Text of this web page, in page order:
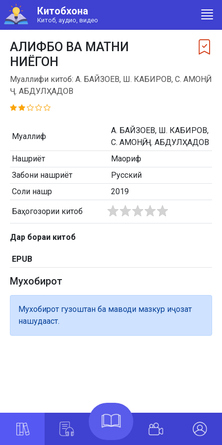
Китобхона
Китоб, аудио, видео
АЛИФБО ВА МАТНИ
НИЁГОН
Муаллифи китоб: А. БАЙЗОЕВ, Ш. КАБИРОВ, С. АМОНӢ,
Ҷ. АБДУЛҲАДОВ
Муаллиф
А. БАЙЗОЕВ, Ш. КАБИРОВ,
С. АМОНӢ, Ҷ. АБДУЛҲАДОВ
Нашриёт
Маориф
Забони нашриёт
Русский
Соли нашр
2019
Баҳогозории китоб
Дар бораи китоб
EPUB
Мухобирот
Мухобирот гузоштан ба маводи мазкур иҷозат
нашудааст.